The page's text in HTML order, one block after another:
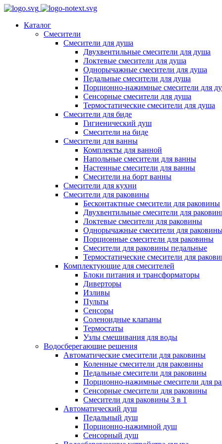
Каталог
Смесители
Смесители для душа
Двухвентильные смесители для душа
Локтевые смесители для душа
Однорычажные смесители для душа
Педальные смесители для душа
Порционно-нажимные смесители для
Сенсорные смесители для душа
Термостатические смесители для душа
Смесители для биде
Гигиенический душ
Смесители на биде
Смесители для ванны
Комплекты для ванной
Напольные смесители для ванны
Настенные смесители для ванны
Смесители на борт ванны
Смесители для кухни
Смесители для раковины
Бесконтактные смесители для раковины
Двухвентильные смесители для
Локтевые смесители для раковины
Однорычажные смесители для
Порционные смесители для раковины
Смесители для раковины педальные
Термостатические смесители для
Комплектующие для смесителей
Блоки питания и трансформаторы
Диверторы
Изливы
Пульты
Сенсоры
Соленоидные клапаны
Термостаты
Узлы смешивания для воды
Водосберегающие решения
Автоматические смесители для раковины
Коленные смесители для раковины
Педальные смесители для раковины
Порционно-нажимные смесители для
Сенсорные смесители для раковины
Смесители для раковины 3 в 1
Автоматический душ
Педальный душ
Порционно-нажимной душ
Сенсорный душ